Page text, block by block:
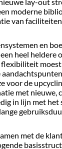
moderne
van
en
heel heldere
voor de
met nieuwe,
in lijn met het
met de